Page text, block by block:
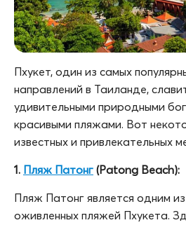
Пхукет, один из самых
направлений в Таиланде,
удивительными природными
красивыми пляжами. Вот
известных и привлекательных
1. Пляж Патонг (Patong Beach):
Пляж Патонг является одним
оживленных пляжей Пхукета.